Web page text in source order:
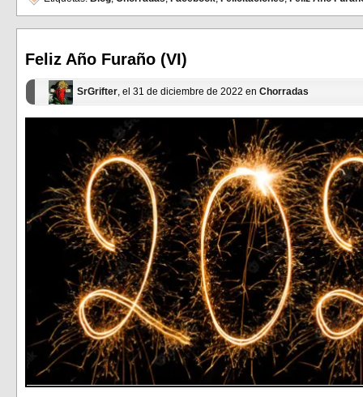
Facebook
(Se
abre
ventana
nueva)
Twitter
(Se
abre
ventana
nueva)
Feliz Año Furaño (VI)
SrGrifter, el 31 de diciembre de 2022 en Chorradas